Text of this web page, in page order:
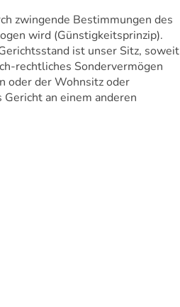
zwingende Bestimmungen des
wird (Günstigkeitsprinzip).
ist unser Sitz, soweit
rechtliches Sondervermögen
oder der Wohnsitz oder
an einem anderen